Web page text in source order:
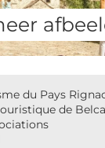
du Pays
de